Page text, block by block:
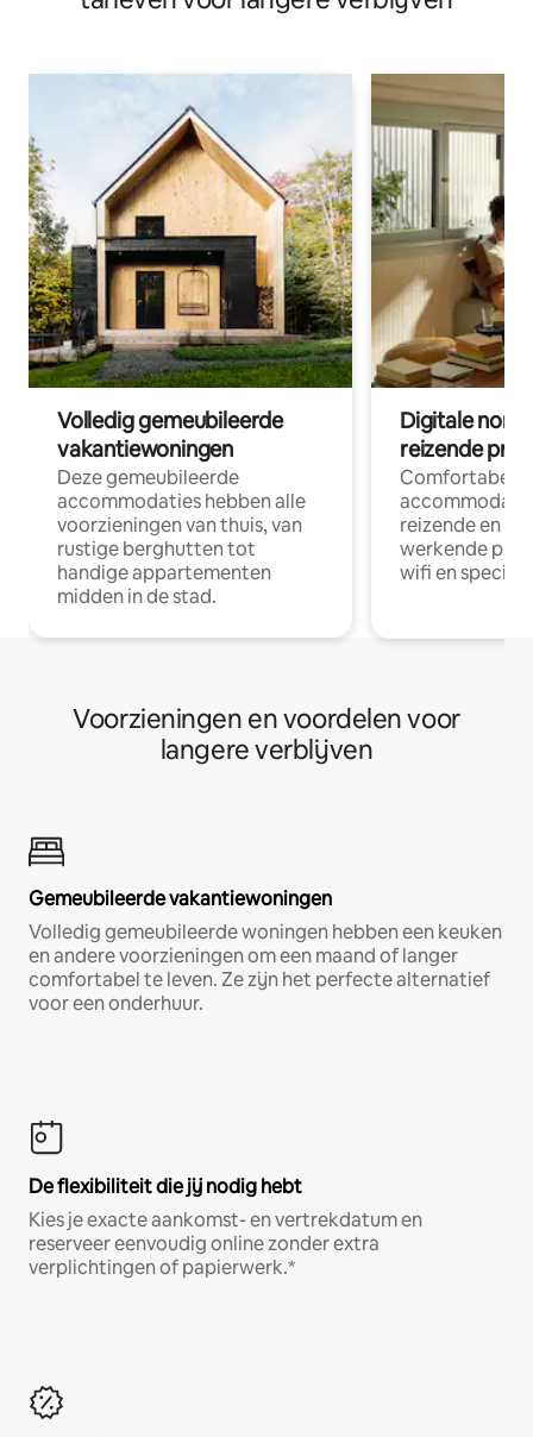
Volledig gemeubileerde
vakantiewoningen
Deze gemeubileerde
accommodaties hebben alle
voorzieningen van thuis, van
rustige berghutten tot
handige appartementen
midden in de stad.
Digitale
reizende
Comfortabele
reizende en
werkende
wifi en
Voorzieningen en voordelen voor
langere verblijven
Gemeubileerde vakantiewoningen
Volledig gemeubileerde woningen hebben een keuken
en andere voorzieningen om een maand of langer
comfortabel te leven. Ze zijn het perfecte alternatief
voor een onderhuur.
De flexibiliteit die jij nodig hebt
Kies je exacte aankomst- en vertrekdatum en
reserveer eenvoudig online zonder extra
verplichtingen of papierwerk.*